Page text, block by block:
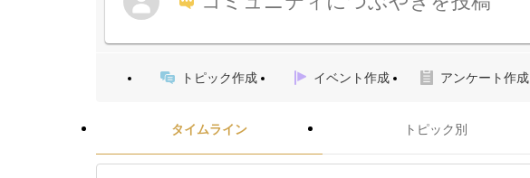
トピック作成 イベント作成 アンケート作成
タイムライン トピック別